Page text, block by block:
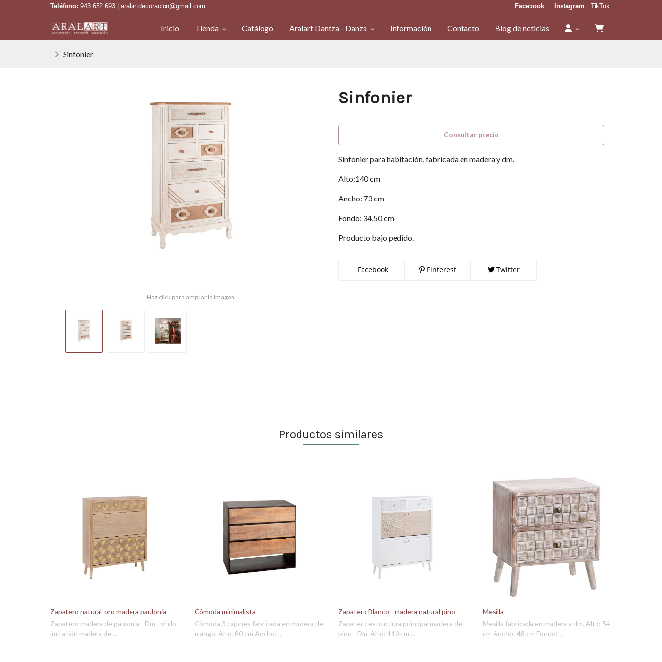
Teléfono: 943 652 693 | aralartdecoracion@gmail.com Facebook Instagram TikTok
Inicio Tienda Catálogo Aralart Dantza - Danza Información Contacto Blog de noticias
Sinfonier
Haz click para ampliar la imagen
Sinfonier
Consultar precio
Sinfonier para habitación, fabricada en madera y dm.
Alto:140 cm
Ancho: 73 cm
Fondo: 34,50 cm
Producto bajo pedido.
Facebook Pinterest Twitter
Productos similares
Zapatero natural-oro madera paulonia
Zapatero madera de paulonia - Dm - vinilo
imitación madera de ...
Cómoda minimalista
Cómoda 3 cajones fabricada en madera de
mango. Alto: 80 cm Ancho: ...
Zapatero Blanco - madera natural pino
Zapatero estructura principal madera de
pino - Dm. Alto: 110 cm ...
Mesilla
Mesilla fabricada en madera y dm. Alto: 54
cm Ancho: 48 cm Fondo: ...